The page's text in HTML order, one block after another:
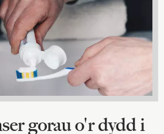
gorau o'r dydd i